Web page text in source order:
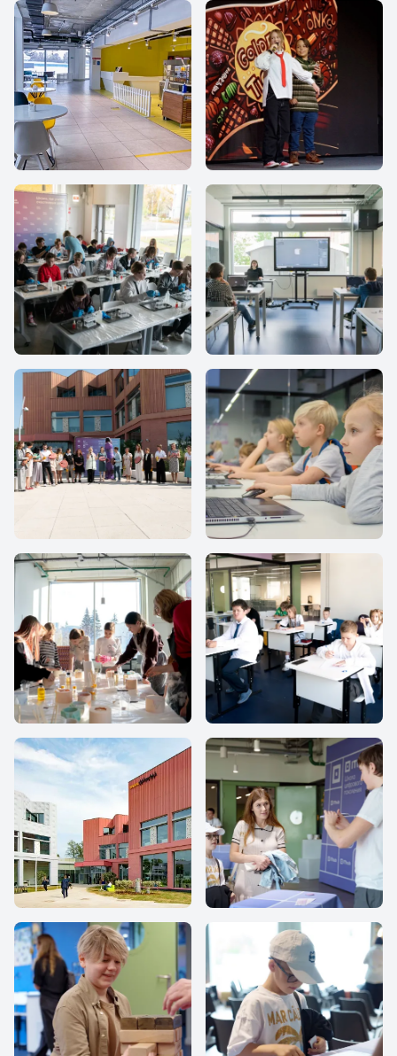
iHub school iHub school
iHub school IThub school
IThub school IThub school
IThub school IThub school
IThub school IThub school
IThub-school IThub school